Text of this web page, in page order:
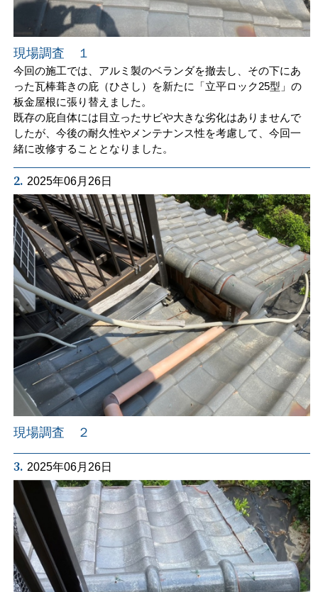
現場調査 １
今回の施工では、アルミ製のベランダを撤去し、その下にあ
った瓦棒葺きの庇（ひさし）を新たに「立平ロック25型」の
板金屋根に張り替えました。
既存の庇自体には目立ったサビや大きな劣化はありませんで
したが、今後の耐久性やメンテナンス性を考慮して、今回一
緒に改修することとなりました。
2. 2025年06月26日
現場調査 ２
3. 2025年06月26日